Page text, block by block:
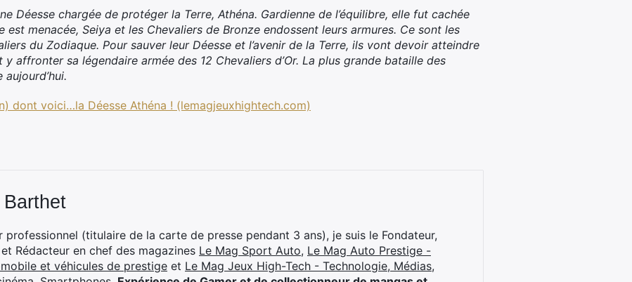
Déesse chargée de protéger la Terre, Athéna. Gardienne de l’équilibre, elle fut cachée
est menacée, Seiya et les Chevaliers de Bronze endossent leurs armures. Ce sont les
du Zodiaque. Pour sauver leur Déesse et l’avenir de la Terre, ils vont devoir atteindre
affronter sa légendaire armée des 12 Chevaliers d’Or. La plus grande bataille des
dont voici…la Déesse Athéna ! (lemagjeuxhightech.com)
professionnel (titulaire de la carte de presse pendant 3 ans), je suis le Fondateur,
Rédacteur en chef des magazines Le Mag Sport Auto, Le Mag Auto Prestige -
et véhicules de prestige et Le Mag Jeux High-Tech - Technologie, Médias,